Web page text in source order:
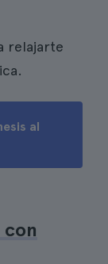
relajarte
al
con